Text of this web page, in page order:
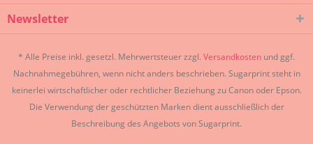
Newsletter
* Alle Preise inkl. gesetzl. Mehrwertsteuer zzgl. Versandkosten und ggf.
Nachnahmegebühren, wenn nicht anders beschrieben. Sugarprint steht in
keinerlei wirtschaftlicher oder rechtlicher Beziehung zu Canon oder Epson.
Die Verwendung der geschützten Marken dient ausschließlich der
Beschreibung des Angebots von Sugarprint.